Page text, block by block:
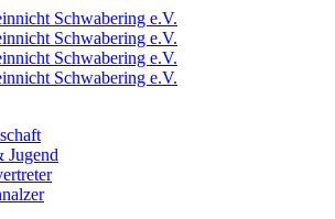
Jugend